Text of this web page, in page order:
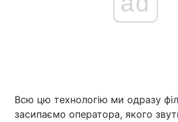
Всю цю технологію ми одразу
засипаємо оператора, якого